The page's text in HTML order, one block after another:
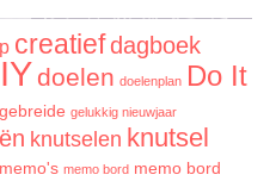
creatiefdagboek
doelen doelenplan Do It
gebreide gelukkig nieuwjaar
knutselen knutsel
memo's memo bord memo bord